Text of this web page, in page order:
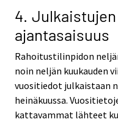
4.
ajantasaisuus
Rahoitustilinpidon
noin neljän kuukauden
vuositiedot julkaistaan
heinäkuussa.
kattavammat lähteet